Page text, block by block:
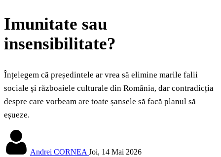
Imunitate sau
insensibilitate?
Înțelegem că președintele ar vrea să elimine marile falii
sociale și războaiele culturale din România, dar contradicția
despre care vorbeam are toate șansele să facă planul să
eșueze.
Andrei CORNEA Joi, 14 Mai 2026